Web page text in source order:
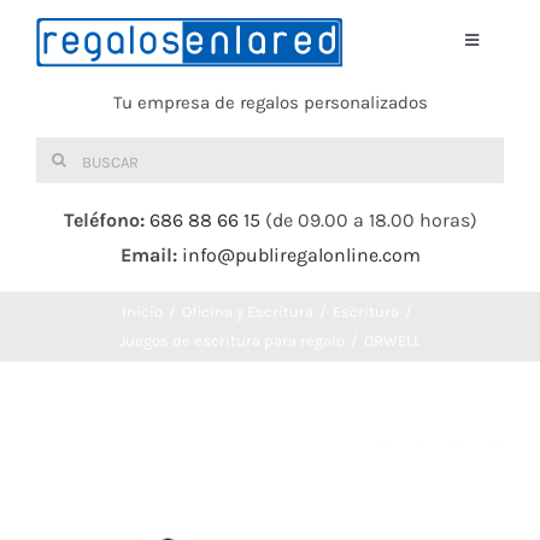
Saltar
Toggle
Tu empresa de regalos personalizados
Buscar:
Teléfono: 686 88 66 15 (de 09.00 a 18.00 horas)
Email: info@publiregalonline.com